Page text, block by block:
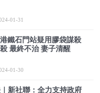
01-31
鐵石門站疑用膠袋謀殺
最終不治 妻子清醒
01-30
新社聯：全力支持政府